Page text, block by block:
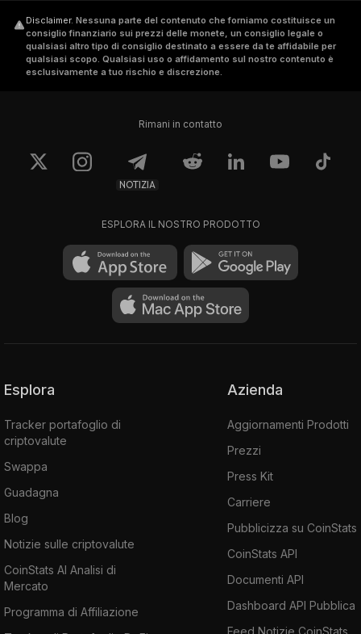
Disclaimer. Nessuna parte del contenuto che forniamo costituisce un
consiglio finanziario sui prezzi delle monete, un consiglio legale o
qualsiasi altro tipo di consiglio destinato a essere da te affidabile per
qualsiasi scopo. Qualsiasi uso o affidamento sul nostro contenuto è
esclusivamente a tuo rischio e discrezione.
Rimani in contatto
NOTIZIA
ESPLORA IL NOSTRO PRODOTTO
Esplora
Tracker portafoglio di
criptovalute
Swappa
Guadagna
Blog
Notizie sulle criptovalute
CoinStats AI Analisi di
Mercato
Programma di Affiliazione
Azienda
Aggiornamenti Prodotti
Prezzi
Press Kit
Carriere
Pubblicizza su CoinStats
CoinStats API
Documenti API
Dashboard API Pubblica
Feed Notizie CoinStats